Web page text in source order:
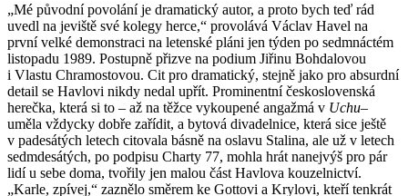
„Mé původní povolání je dramatický autor, a proto bych teď rád
uvedl na jeviště své kolegy herce,“ provolává Václav Havel na
první velké demonstraci na letenské pláni jen týden po sedmnáctém
listopadu 1989. Postupně přizve na podium Jiřinu Bohdalovou
i Vlastu Chramostovou. Cit pro dramatický, stejně jako pro absurdní
detail se Havlovi nikdy nedal upřít. Prominentní československá
herečka, která si to – až na těžce vykoupené angažmá v Uchu–
uměla vždycky dobře zařídit, a bytová divadelnice, která sice ještě
v padesátých letech citovala básně na oslavu Stalina, ale už v letech
sedmdesátých, po podpisu Charty 77, mohla hrát nanejvýš pro pár
lidí u sebe doma, tvořily jen malou část Havlova kouzelnictví.
„Karle, zpívej,“ zaznělo směrem ke Gottovi a Krylovi, kteří tenkrát